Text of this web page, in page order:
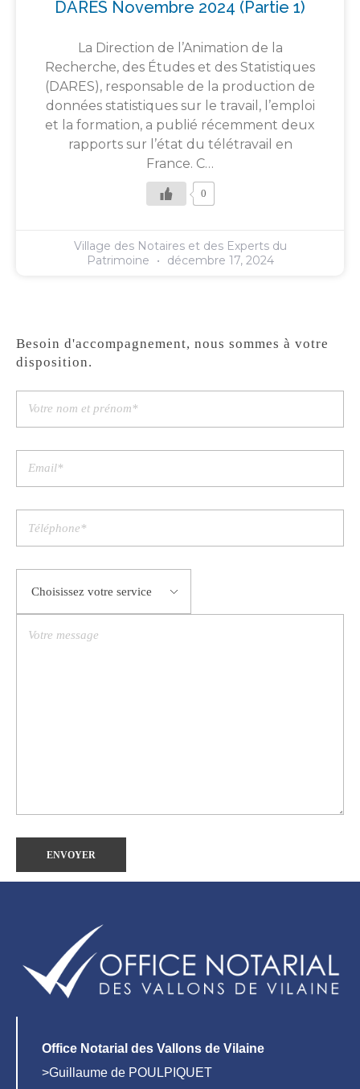
DARES Novembre 2024 (partie 1)
La Direction de l’Animation de la
Recherche, des Études et des Statistiques
(DARES), responsable de la production de
données statistiques sur le travail, l’emploi
et la formation, a publié récemment deux
rapports sur l’état du télétravail en
France. C…
0
Village des Notaires et des Experts du
Patrimoine
décembre 17, 2024
Besoin d'accompagnement, nous sommes à votre
disposition.
Office Notarial des Vallons de Vilaine
>Guillaume de POULPIQUET